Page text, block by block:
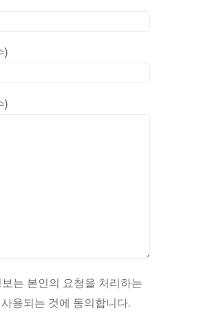
)
)
는 본인의 요청을 처리하는
용되는 것에 동의합니다.